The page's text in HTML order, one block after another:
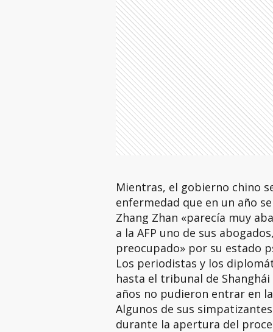
Mientras, el gobierno chino
enfermedad que en un año
Zhang Zhan «parecía muy
a la AFP uno de sus
preocupado» por su estado
Los periodistas y los
hasta el tribunal de
años no pudieron entrar en
Algunos de sus
durante la apertura del